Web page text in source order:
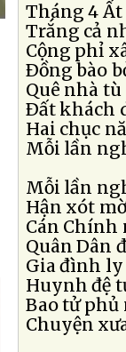
Tháng 4
Trắng cả
Cộng phỉ
Ðồng bào
Quê nhà
Ðất khách
Hai chục
Mỗi lần
Mỗi lần
Hận xót
Cán
Quân Dân
Gia đình ly
Huynh đệ
Bao tử
Chuyện